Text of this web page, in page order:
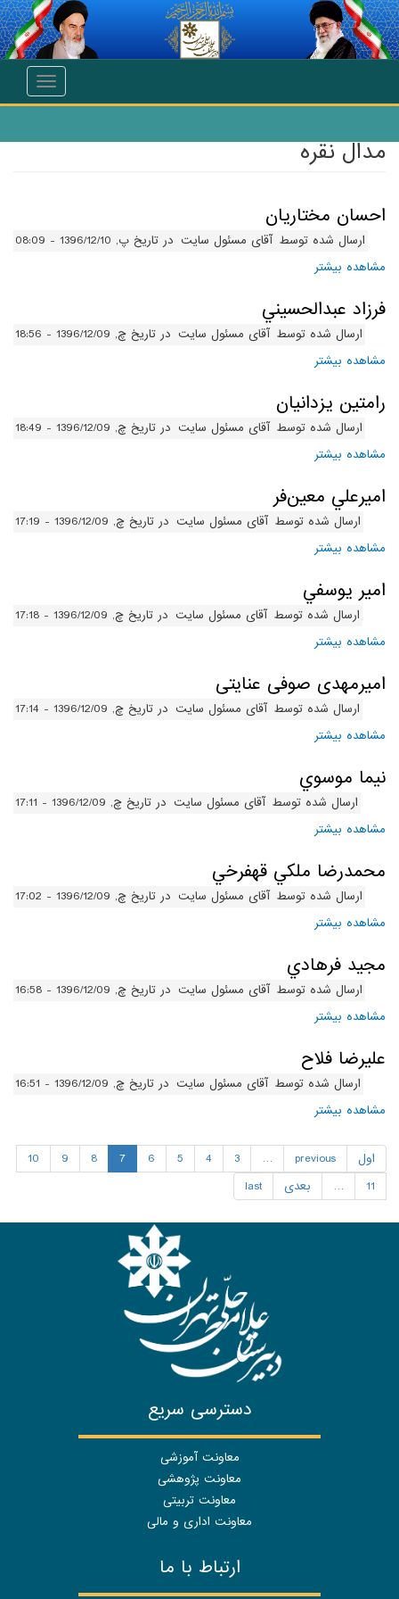
انتقال به محتوای اصلی
Toggle
مدال نقره
احسان مختاريان
ارسال شده توسط آقای مسئول سایت در تاریخ پ, 1396/12/10 - 08:09
مشاهده بیشتر
فرزاد عبدالحسيني
ارسال شده توسط آقای مسئول سایت در تاریخ چ, 1396/12/09 - 18:56
مشاهده بیشتر
رامتين يزدانيان
ارسال شده توسط آقای مسئول سایت در تاریخ چ, 1396/12/09 - 18:49
مشاهده بیشتر
اميرعلي معين‌فر
ارسال شده توسط آقای مسئول سایت در تاریخ چ, 1396/12/09 - 17:19
مشاهده بیشتر
امير يوسفي
ارسال شده توسط آقای مسئول سایت در تاریخ چ, 1396/12/09 - 17:18
مشاهده بیشتر
امیرمهدی صوفی عنایتی
ارسال شده توسط آقای مسئول سایت در تاریخ چ, 1396/12/09 - 17:14
مشاهده بیشتر
نيما موسوي
ارسال شده توسط آقای مسئول سایت در تاریخ چ, 1396/12/09 - 17:11
مشاهده بیشتر
محمدرضا ملکي قهفرخي
ارسال شده توسط آقای مسئول سایت در تاریخ چ, 1396/12/09 - 17:02
مشاهده بیشتر
مجيد فرهادي
ارسال شده توسط آقای مسئول سایت در تاریخ چ, 1396/12/09 - 16:58
مشاهده بیشتر
عليرضا فلاح
ارسال شده توسط آقای مسئول سایت در تاریخ چ, 1396/12/09 - 16:51
مشاهده بیشتر
اول previous
…
3
4
5
6
7
8
9
10
11
… بعدی last
دسترسی سریع
معاونت آموزشی
معاونت پژوهشی
معاونت تربیتی
معاونت اداری و مالی
ارتباط با ما